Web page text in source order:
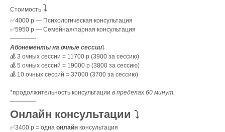
Стоимость ⤵️
✅4000 р — Психологическая консультация
✅5950 р — Семейная/парная консультация
————-
Абонементы на очные сессии⤵️
💰 3 очных сессии = 11700 р (3900 за сессию)
💰 5 очных сессий = 19000 р (3800 за сессию)
💰 10 очных сессий = 37000 (3700 за сессию)
*продолжительность консультации в пределах 60 минут.
————-
Онлайн консультации ⤵️
✅3400 р = одна онлайн консультация